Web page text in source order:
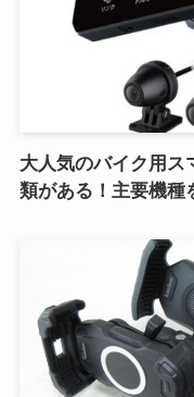
大人気のバイク用ス
類がある！主要機種